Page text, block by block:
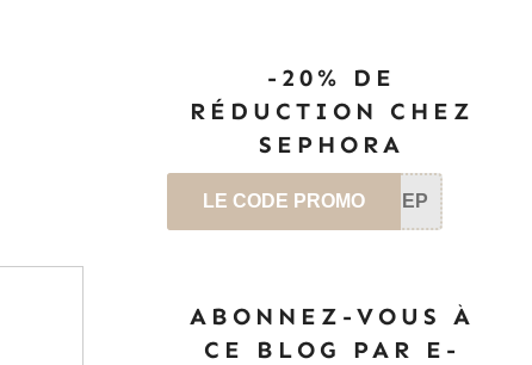
-20% DE
RÉDUCTION CHEZ
SEPHORA
LE CODE PROMO SEP
ABONNEZ-VOUS À
CE BLOG PAR E-